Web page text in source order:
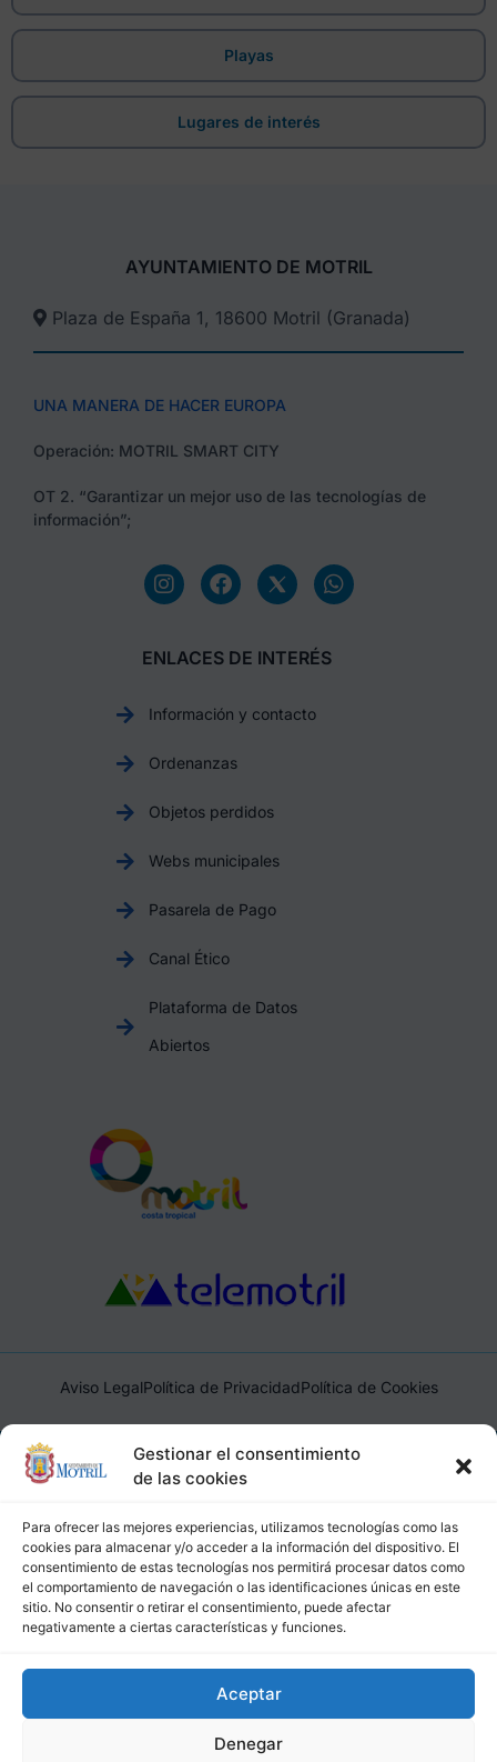
Gestionar el consentimiento
de las cookies
Para ofrecer las mejores experiencias, utilizamos tecnologías como las
cookies para almacenar y/o acceder a la información del dispositivo. El
consentimiento de estas tecnologías nos permitirá procesar datos como
el comportamiento de navegación o las identificaciones únicas en este
sitio. No consentir o retirar el consentimiento, puede afectar
negativamente a ciertas características y funciones.
Aceptar
Denegar
Playas
Lugares de interés
AYUNTAMIENTO DE MOTRIL
Plaza de España 1, 18600 Motril (Granada)​
UNA MANERA DE HACER EUROPA
Operación: MOTRIL SMART CITY
OT 2. “Garantizar un mejor uso de las tecnologías de
información”;
ENLACES DE INTERÉS
Información y contacto
Ordenanzas
Objetos perdidos
Webs municipales
Pasarela de Pago
Canal Ético
Plataforma de Datos
Abiertos
Aviso LegalPolítica de PrivacidadPolítica de Cookies
Ayuntamiento de Motril, Plaza de España, 1, 18600, Motril,
(Granada), CIF: P1814200J, DIR3: L01181400